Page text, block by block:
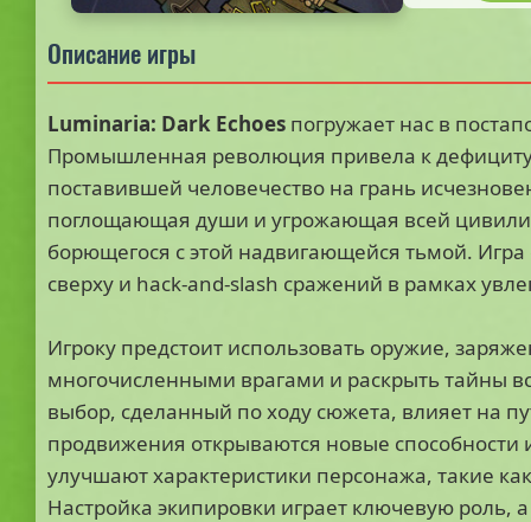
Описание игры
Luminaria: Dark Echoes погружает нас в
Промышленная революция привела к
поставившей человечество на грань
поглощающая души и угрожающая всей
борющегося с этой надвигающейся тьмой.
сверху и hack-and-slash сражений в рамках
Игроку предстоит использовать оружие,
многочисленными врагами и раскрыть тайны
выбор, сделанный по ходу сюжета, влияет на
продвижения открываются новые
улучшают характеристики персонажа, такие
Настройка экипировки играет ключевую роль,